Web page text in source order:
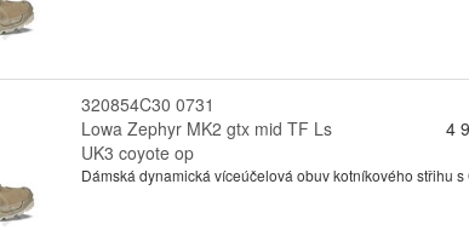
320854C30 0731
Lowa Zephyr MK2 gtx mid TF Ls
UK3 coyote op
4
Dámská dynamická víceúčelová obuv kotníkového střihu